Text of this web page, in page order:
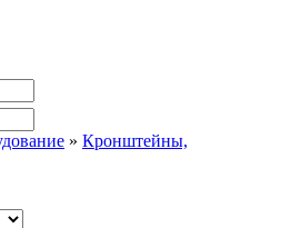
»‎ Кронштейны,